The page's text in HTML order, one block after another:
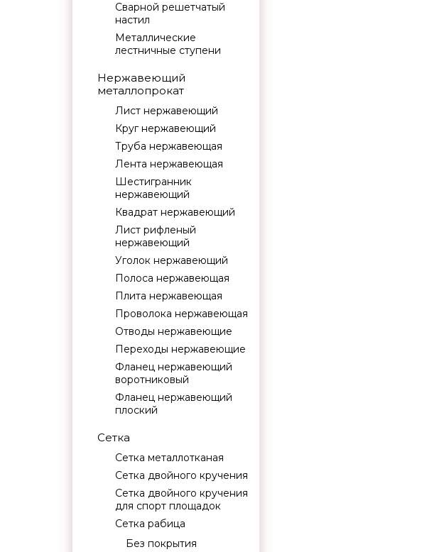
Сварной решетчатый
настил
Металлические
лестничные ступени
Нержавеющий
металлопрокат
Лист нержавеющий
Круг нержавеющий
Труба нержавеющая
Лента нержавеющая
Шестигранник
нержавеющий
Квадрат нержавеющий
Лист рифленый
нержавеющий
Уголок нержавеющий
Полоса нержавеющая
Плита нержавеющая
Проволока нержавеющая
Отводы нержавеющие
Переходы нержавеющие
Фланец нержавеющий
воротниковый
Фланец нержавеющий
плоский
Сетка
Сетка металлотканая
Сетка двойного кручения
Сетка двойного кручения
для спорт площадок
Сетка рабица
Без покрытия